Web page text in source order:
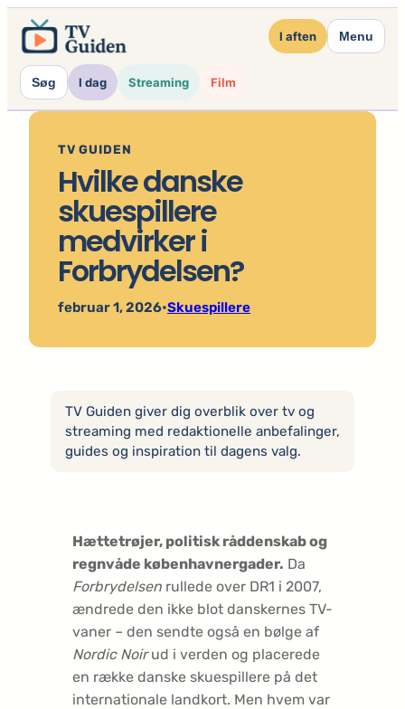
Spring
indhold
I aften Menu
Søg I dag Streaming Film
TV GUIDEN
Hvilke danske
skuespillere
medvirker i
Forbrydelsen?
februar 1, 2026•Skuespillere
TV Guiden giver dig overblik over tv og
streaming med redaktionelle anbefalinger,
guides og inspiration til dagens valg.
Hættetrøjer, politisk råddenskab og
regnvåde københavnergader. Da
Forbrydelsen rullede over DR1 i 2007,
ændrede den ikke blot danskernes TV-
vaner – den sendte også en bølge af
Nordic Noirud i verden og placerede
en række danske skuespillere på det
internationale landkort. Men hvem var